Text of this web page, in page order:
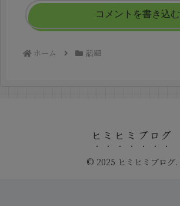
コメントを書き込む
ホーム 話題
ヒミヒミブログ
© 2025 ヒミヒミブログ.